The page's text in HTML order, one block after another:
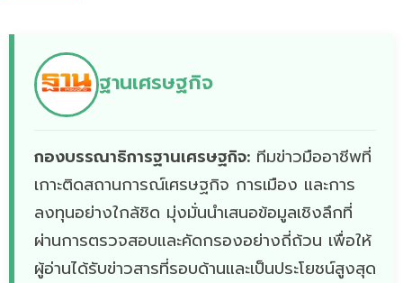
ฐานเศรษฐกิจ
กองบรรณาธิการฐานเศรษฐกิจ: ทีมข่าวมืออาชีพที่
เกาะติดสถานการณ์เศรษฐกิจ การเมือง และการ
ลงทุนอย่างใกล้ชิด มุ่งมั่นนำเสนอข้อมูลเชิงลึกที่
ผ่านการตรวจสอบและคัดกรองอย่างถี่ถ้วน เพื่อให้
ผู้อ่านได้รับข่าวสารที่รอบด้านและเป็นประโยชน์สูงสุด